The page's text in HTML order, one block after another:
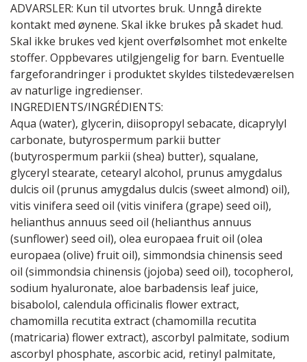
ADVARSLER: Kun til utvortes bruk. Unngå direkte
kontakt med øynene. Skal ikke brukes på skadet hud.
Skal ikke brukes ved kjent overfølsomhet mot enkelte
stoffer. Oppbevares utilgjengelig for barn. Eventuelle
fargeforandringer i produktet skyldes tilstedeværelsen
av naturlige ingredienser.
INGREDIENTS/INGRÉDIENTS:
Aqua (water), glycerin, diisopropyl sebacate, dicaprylyl
carbonate, butyrospermum parkii butter
(butyrospermum parkii (shea) butter), squalane,
glyceryl stearate, cetearyl alcohol, prunus amygdalus
dulcis oil (prunus amygdalus dulcis (sweet almond) oil),
vitis vinifera seed oil (vitis vinifera (grape) seed oil),
helianthus annuus seed oil (helianthus annuus
(sunflower) seed oil), olea europaea fruit oil (olea
europaea (olive) fruit oil), simmondsia chinensis seed
oil (simmondsia chinensis (jojoba) seed oil), tocopherol,
sodium hyaluronate, aloe barbadensis leaf juice,
bisabolol, calendula officinalis flower extract,
chamomilla recutita extract (chamomilla recutita
(matricaria) flower extract), ascorbyl palmitate, sodium
ascorbyl phosphate, ascorbic acid, retinyl palmitate,